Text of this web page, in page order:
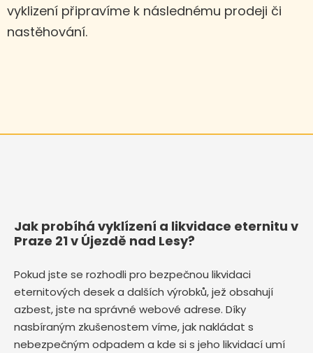
vyklizení připravíme k následnému prodeji či
nastěhování.
Jak probíhá vyklízení a likvidace eternitu v
Praze 21 v Újezdě nad Lesy?
Pokud jste se rozhodli pro bezpečnou likvidaci
eternitových desek a dalších výrobků, jež obsahují
azbest, jste na správné webové adrese. Díky
nasbíraným zkušenostem víme, jak nakládat s
nebezpečným odpadem a kde si s jeho likvidací umí